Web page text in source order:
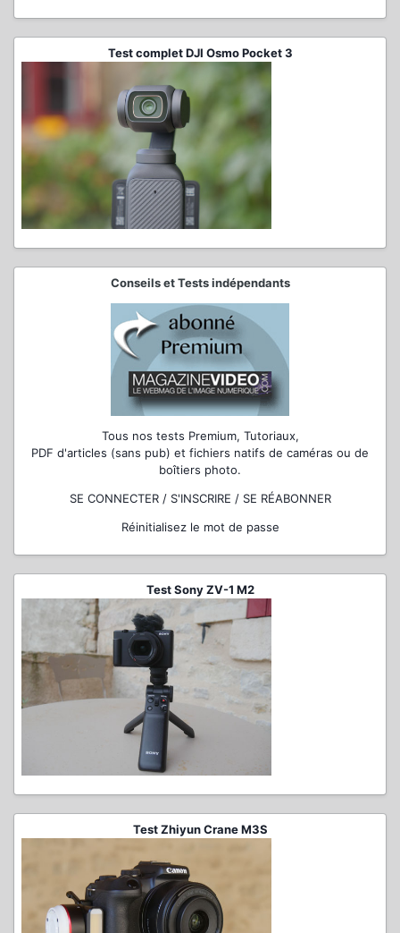
Test complet DJI Osmo Pocket 3
Conseils et Tests indépendants
Tous nos tests Premium, Tutoriaux,
PDF d'articles (sans pub) et fichiers natifs de caméras ou de
boîtiers photo.
SE CONNECTER / S'INSCRIRE / SE RÉABONNER
Réinitialisez le mot de passe
Test Sony ZV-1 M2
Test Zhiyun Crane M3S